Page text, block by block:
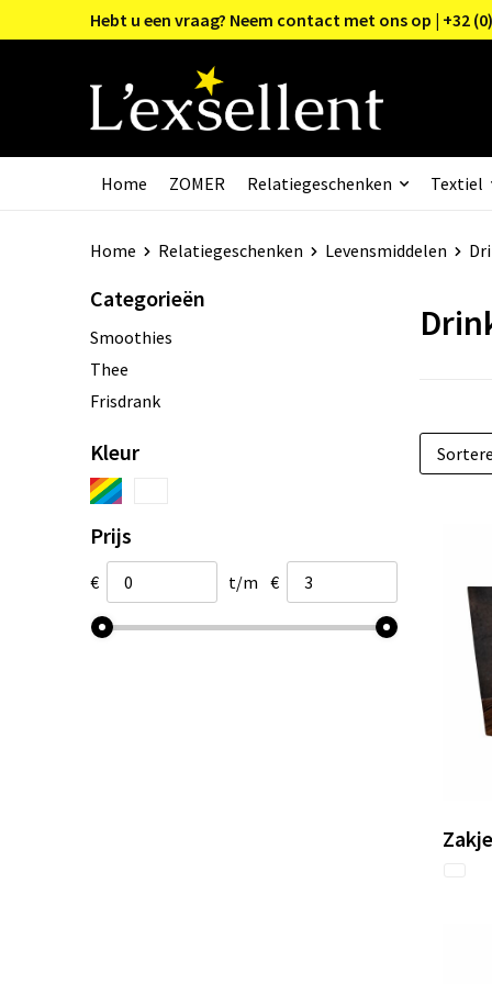
Hebt u een vraag? Neem contact met ons op | +32
Home ZOMER Relatiegeschenken Textiel
Home Relatiegeschenken Levensmiddelen
Categorieën
Smoothies
Thee
Frisdrank
Kleur
Prijs
€ t/m €